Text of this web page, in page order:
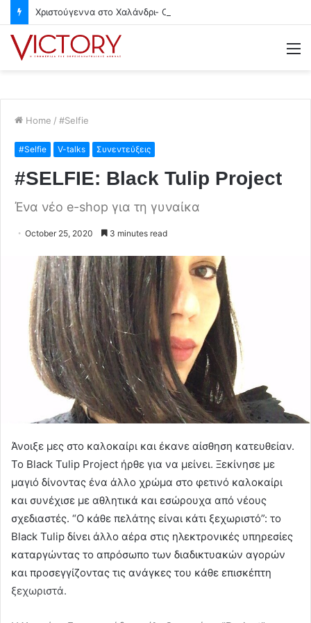
Home / #Selfie
#Selfie V-talks Συνεντεύξεις
#SELFIE: Black Tulip Project
Ένα νέο e-shop για τη γυναίκα
October 25, 2020 3 minutes read
Άνοιξε μες στο καλοκαίρι και έκανε αίσθηση κατευθείαν.
Το Black Tulip Project ήρθε για να μείνει. Ξεκίνησε με
μαγιό δίνοντας ένα άλλο χρώμα στο φετινό καλοκαίρι
και συνέχισε με αθλητικά και εσώρουχα από νέους
σχεδιαστές. “Ο κάθε πελάτης είναι κάτι ξεχωριστό”: το
Black Tulip δίνει άλλο αέρα στις ηλεκτρονικές υπηρεσίες
καταργώντας το απρόσωπο των διαδικτυακών αγορών
και προσεγγίζοντας τις ανάγκες του κάθε επισκέπτη
ξεχωριστά.